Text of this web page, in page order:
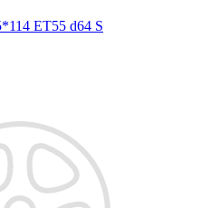
ET55 d64 S